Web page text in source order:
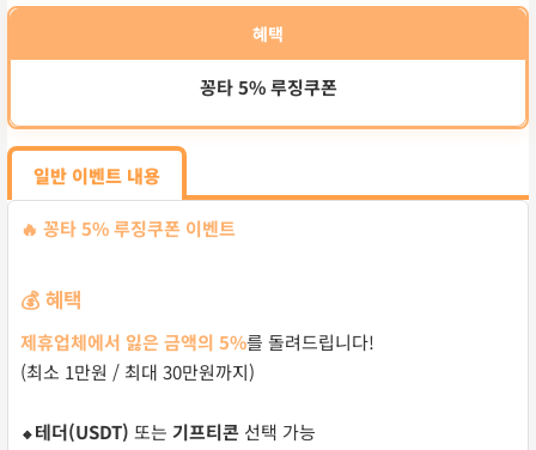
혜택
꽁타 5% 루징쿠폰
일반 이벤트 내용
🔥 꽁타 5% 루징쿠폰 이벤트
💰 혜택
제휴업체에서 잃은 금액의 5%를 돌려드립니다!
(최소 1만원 / 최대 30만원까지)
🔸테더(USDT) 또는 기프티콘 선택 가능